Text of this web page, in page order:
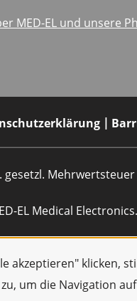
akzeptieren" klicken,
um die Navigation
MED-EL und unsere
gesetzl.
EL Medical